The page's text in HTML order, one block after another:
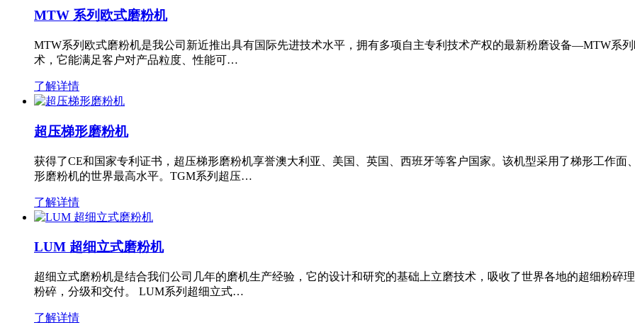
MTW 系列欧式磨粉机
MTW系列欧式磨粉机是我公司新近推出具有国际先进技术水平，拥有多项自主专利技术产权的最新粉磨设备—MTW系
术，它能满足客户对产品粒度、性能可…
了解详情
超压梯形磨粉机
获得了CE和国家专利证书，超压梯形磨粉机享誉澳大利亚、美国、英国、西班牙等客户国家。该机型采用了梯形工作
形磨粉机的世界最高水平。TGM系列超压…
了解详情
LUM 超细立式磨粉机
超细立式磨粉机是结合我们公司几年的磨机生产经验，它的设计和研究的基础上立磨技术，吸收了世界各地的超细粉碎
粉碎，分级和交付。 LUM系列超细立式…
了解详情